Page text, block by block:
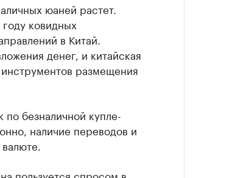
юаней растет.
ковидных
в Китай.
денег, и китайская
размещения
по безналичной купле-
наличие переводов и